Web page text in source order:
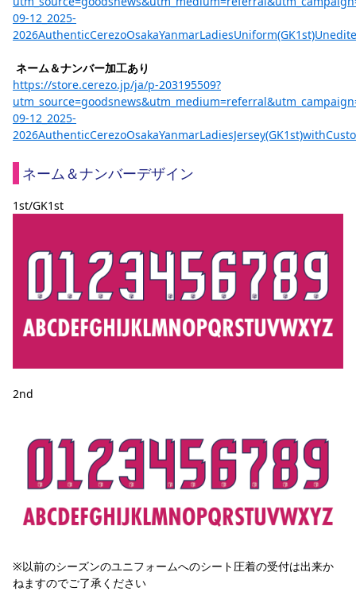
09-12_2025-
ネーム＆ナンバー加工あり
https://store.cerezo.jp/ja/p-203195509?
09-12_2025-
ネーム＆ナンバーデザイン
1st/GK1st
2nd
※以前のシーズンのユニフォームへのシート圧着の受付は出来か
ねますのでご了承ください